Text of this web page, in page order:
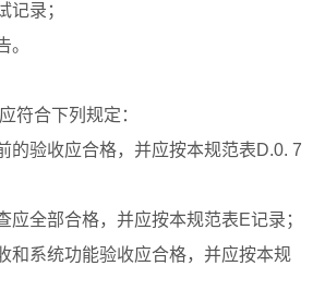
记录；
。
符合下列规定：
的验收应合格，并应按本规范表D.0. 7
应全部合格，并应按本规范表E记录；
和系统功能验收应合格，并应按本规